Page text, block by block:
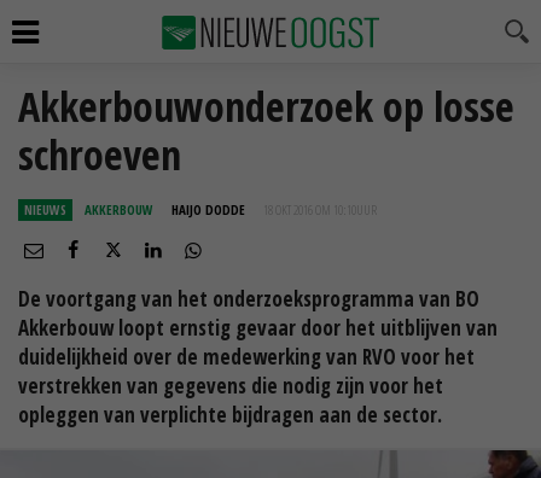
Akkerbouwonderzoek op losse
schroeven
NIEUWS AKKERBOUW HAIJO DODDE 18 OKT 2016 OM 10:10
De voortgang van het onderzoeksprogramma van BO
Akkerbouw loopt ernstig gevaar door het uitblijven van
duidelijkheid over de medewerking van RVO voor het
verstrekken van gegevens die nodig zijn voor het
opleggen van verplichte bijdragen aan de sector.